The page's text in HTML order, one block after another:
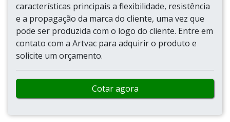
características principais a flexibilidade, resistência
e a propagação da marca do cliente, uma vez que
pode ser produzida com o logo do cliente. Entre em
contato com a Artvac para adquirir o produto e
solicite um orçamento.
Cotar agora